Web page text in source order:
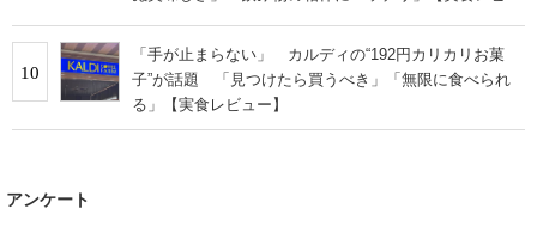
10
「手が止まらない」 カルディの“192円カリカリお菓
子”が話題 「見つけたら買うべき」「無限に食べられ
る」【実食レビュー】
アンケート